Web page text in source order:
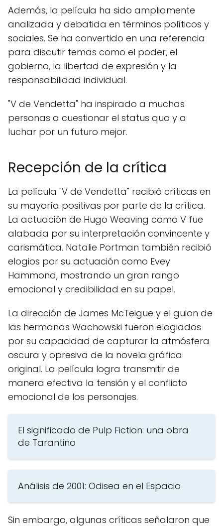
Además, la película ha sido ampliamente
analizada y debatida en términos políticos y
sociales. Se ha convertido en una referencia
para discutir temas como el poder, el
gobierno, la libertad de expresión y la
responsabilidad individual.
"V de Vendetta" ha inspirado a muchas
personas a cuestionar el status quo y a
luchar por un futuro mejor.
Recepción de la crítica
La película "V de Vendetta" recibió críticas en
su mayoría positivas por parte de la crítica.
La actuación de Hugo Weaving como V fue
alabada por su interpretación convincente y
carismática. Natalie Portman también recibió
elogios por su actuación como Evey
Hammond, mostrando un gran rango
emocional y credibilidad en su papel.
La dirección de James McTeigue y el guion de
las hermanas Wachowski fueron elogiados
por su capacidad de capturar la atmósfera
oscura y opresiva de la novela gráfica
original. La película logra transmitir de
manera efectiva la tensión y el conflicto
emocional de los personajes.
El significado de Pulp Fiction: una obra
de Tarantino
Análisis de 2001: Odisea en el Espacio
Sin embargo, algunas críticas señalaron que
Suscríbete GRATIS!
CERRAR